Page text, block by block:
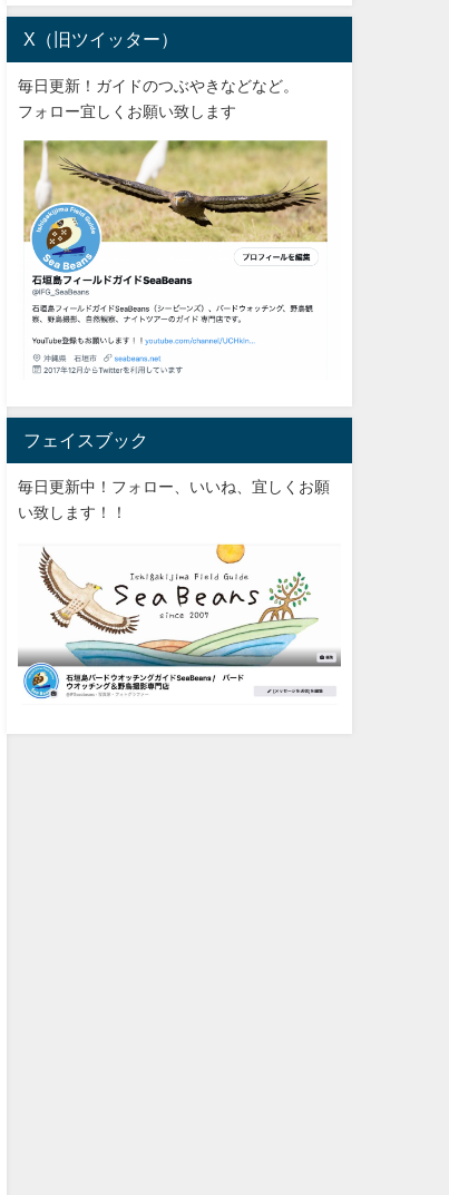
X（旧ツイッター）
毎日更新！ガイドのつぶやきなどなど。
フォロー宜しくお願い致します
フェイスブック
毎日更新中！フォロー、いいね、宜しくお願
い致します！！